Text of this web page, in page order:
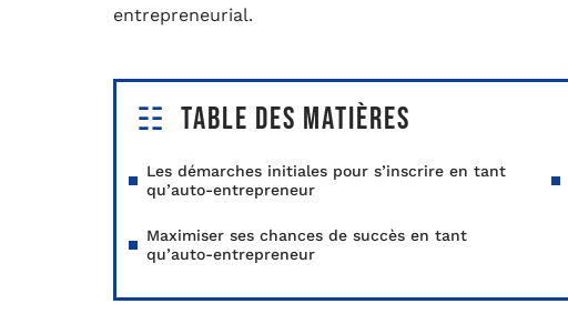
entrepreneurial.
Table des matières
Les démarches initiales pour s’inscrire en tant
qu’auto-entrepreneur
Maximiser ses chances de succès en tant
qu’auto-entrepreneur